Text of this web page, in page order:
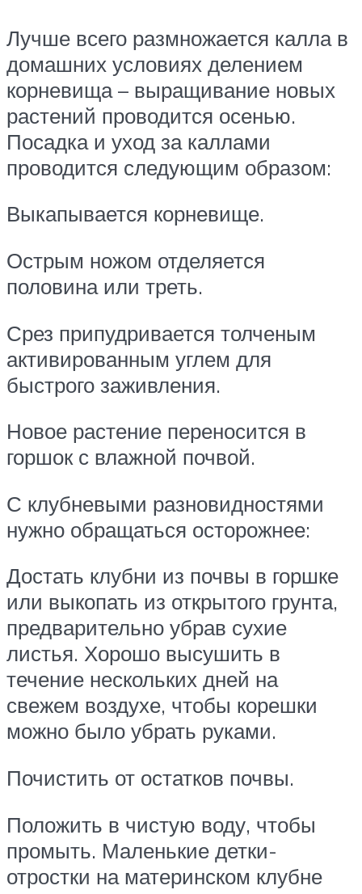
Лучше всего размножается калла в
домашних условиях делением
корневища – выращивание новых
растений проводится осенью.
Посадка и уход за каллами
проводится следующим образом:
Выкапывается корневище.
Острым ножом отделяется
половина или треть.
Срез припудривается толченым
активированным углем для
быстрого заживления.
Новое растение переносится в
горшок с влажной почвой.
С клубневыми разновидностями
нужно обращаться осторожнее:
Достать клубни из почвы в горшке
или выкопать из открытого грунта,
предварительно убрав сухие
листья. Хорошо высушить в
течение нескольких дней на
свежем воздухе, чтобы корешки
можно было убрать руками.
Почистить от остатков почвы.
Положить в чистую воду, чтобы
промыть. Маленькие детки-
отростки на материнском клубне